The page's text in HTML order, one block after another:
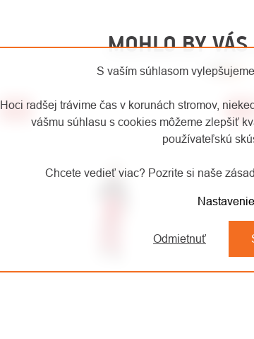
S vaším súhlasom
Hoci radšej trávime čas v korunách stromov,
vášmu súhlasu s cookies môžeme zlepšiť
používateľskú
Chcete vedieť viac? Pozrite si naše
Nastavenie
Odmietnuť
MOHLO BY
-36% -35%